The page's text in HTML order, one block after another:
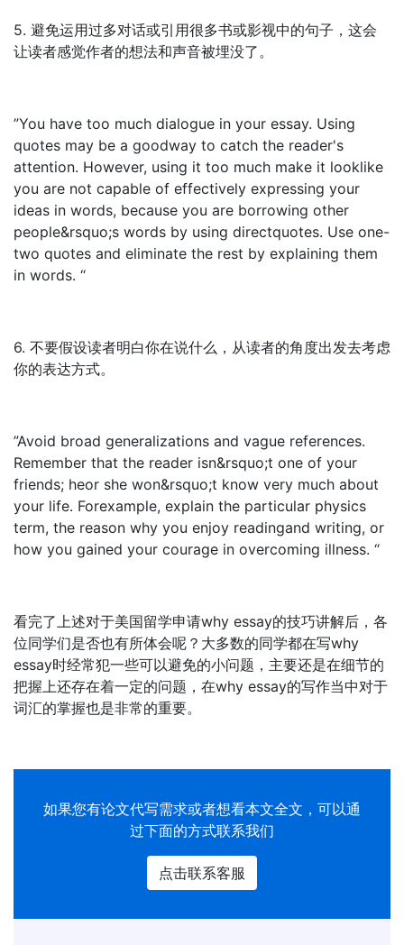
5. 避免运用过多对话或引用很多书或影视中的句子，这会
让读者感觉作者的想法和声音被埋没了。
”You have too much dialogue in your essay. Using
quotes may be a goodway to catch the reader's
attention. However, using it too much make it looklike
you are not capable of effectively expressing your
ideas in words, because you are borrowing other
people&rsquo;s words by using directquotes. Use one-
two quotes and eliminate the rest by explaining them
in words. “
6. 不要假设读者明白你在说什么，从读者的角度出发去考虑
你的表达方式。
”Avoid broad generalizations and vague references.
Remember that the reader isn&rsquo;t one of your
friends; heor she won&rsquo;t know very much about
your life. Forexample, explain the particular physics
term, the reason why you enjoy readingand writing, or
how you gained your courage in overcoming illness. “
看完了上述对于美国留学申请why essay的技巧讲解后，各
位同学们是否也有所体会呢？大多数的同学都在写why
essay时经常犯一些可以避免的小问题，主要还是在细节的
把握上还存在着一定的问题，在why essay的写作当中对于
词汇的掌握也是非常的重要。
如果您有论文代写需求或者想看本文全文，可以通
过下面的方式联系我们
点击联系客服